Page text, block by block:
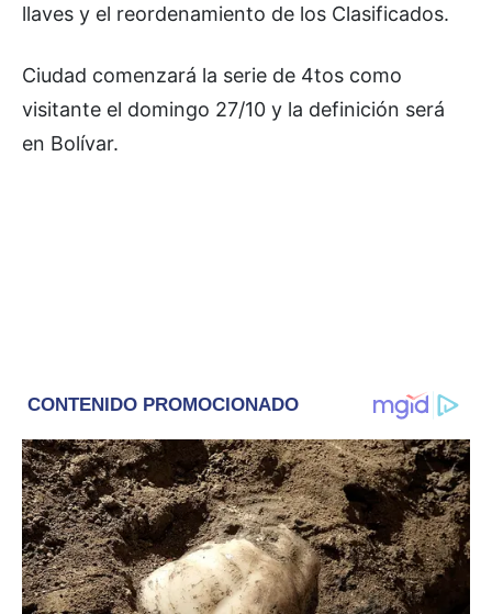
llaves y el reordenamiento de los Clasificados.
Ciudad comenzará la serie de 4tos como
visitante el domingo 27/10 y la definición será
en Bolívar.